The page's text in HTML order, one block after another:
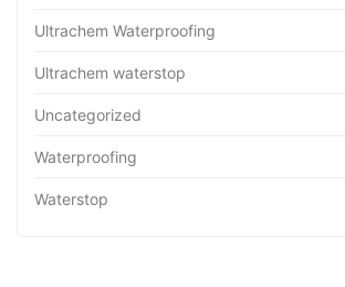
Ultrachem Waterproofing
Ultrachem waterstop
Uncategorized
Waterproofing
Waterstop